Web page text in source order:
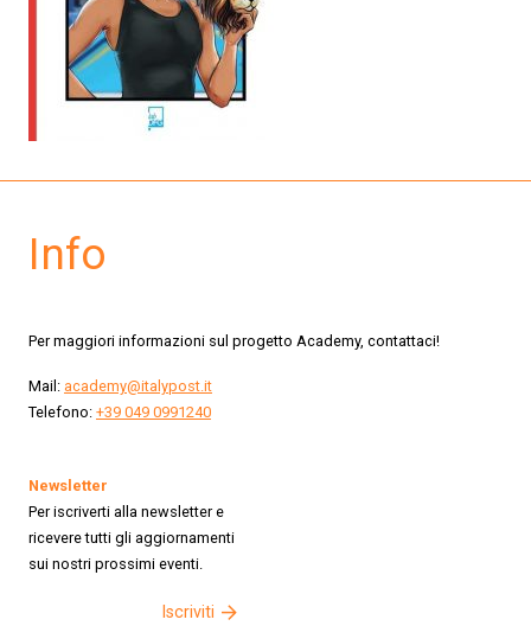
Info
Per maggiori informazioni sul progetto Academy, contattaci!
Mail: academy@italypost.it
Telefono: +39 049 0991240
Newsletter
Per iscriverti alla newsletter e
ricevere tutti gli aggiornamenti
sui nostri prossimi eventi.
Iscriviti